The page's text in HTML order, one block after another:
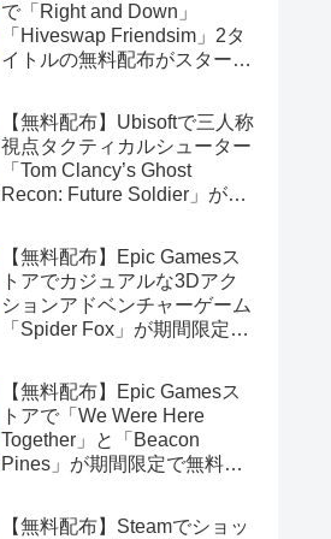
で「Right and Down」
「Hiveswap Friendsim」2タ
イトルの無料配布がスタート
【無料配布】Ubisoftで三人称
視点タクティカルシューター
「Tom Clancy’s Ghost
Recon: Future Soldier」が期
Connect版）
【無料配布】Epic Gamesス
トアでカジュアルな3Dアク
ションアドベンチャーゲーム
「Spider Fox」が期間限定で
【無料配布】Epic Gamesス
トアで「We Were Here
Together」と「Beacon
Pines」が期間限定で無料配
【無料配布】Steamでショッ